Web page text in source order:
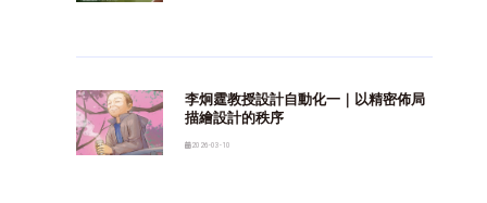
李炯霆教授設計自動化一｜以精密佈局
描繪設計的秩序
2026-03-10